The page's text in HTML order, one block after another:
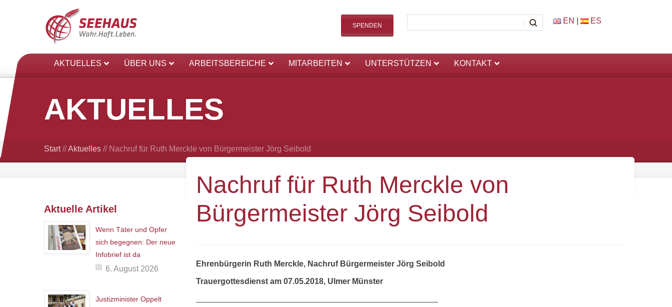
EN ES
SPENDEN
AKTUELLES ÜBER UNS ARBEITSBEREICHE MITARBEITEN UNTERSTÜTZEN KONTAKT
AKTUELLES
Start//Aktuelles // Nachruf für Ruth Merckle von Bürgermeister Jörg Seibold
Nachruf für Ruth Merckle von
Bürgermeister Jörg Seibold
Ehrenbürgerin Ruth Merckle, Nachruf Bürgermeister Jörg Seibold
Trauergottesdienst am 07.05.2018, Ulmer Münster
Aktuelle Artikel
Wenn Täter und Opfer
sich begegnen: Der neue
Infobrief ist da
6. August 2026
Justizminister Oppelt